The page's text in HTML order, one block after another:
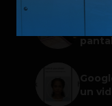
de
un